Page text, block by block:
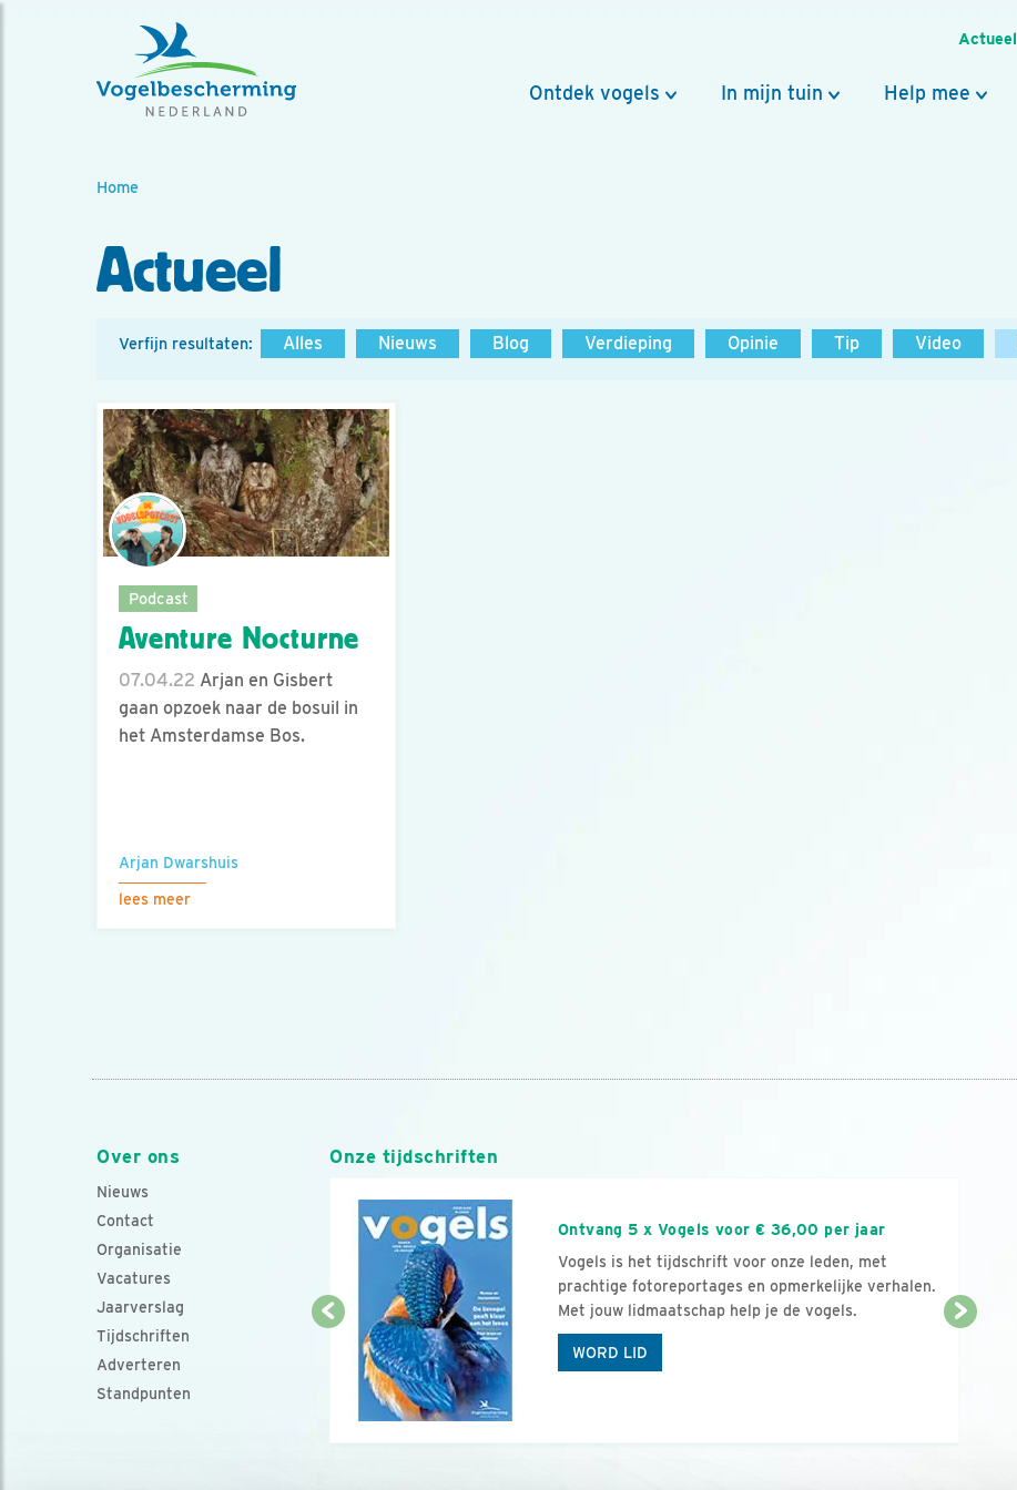
Actueel
Ontdek vogels In mijn tuin Help mee
Home
Actueel
Verfijn resultaten: Alles Nieuws Blog Verdieping Opinie Tip Video
Podcast
Aventure Nocturne
07.04.22 Arjan en Gisbert
gaan opzoek naar de bosuil in
het Amsterdamse Bos.
Arjan Dwarshuis
lees meer
Over ons
Nieuws
Contact
Organisatie
Vacatures
Jaarverslag
Tijdschriften
Adverteren
Standpunten
Onze tijdschriften
Ontvang 5 x Vogels voor € 36,00 per jaar
Vogels is het tijdschrift voor onze leden, met
prachtige fotoreportages en opmerkelijke verhalen.
Met jouw lidmaatschap help je de vogels.
WORD LID